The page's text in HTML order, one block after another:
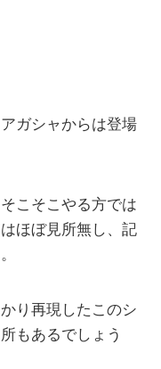
ガシャからは登場
こそこやる方では
ほぼ見所無し、記
り再現したこのシ
もあるでしょう